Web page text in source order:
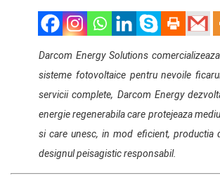
Darcom Energy Solutions
sisteme fotovoltaice pentru nevoile
servicii complete, Darcom Energy
energie regenerabila care protejeaza
si care unesc, in mod eficient, productia
designul peisagistic responsabil.